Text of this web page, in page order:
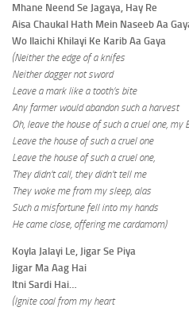
Mhane Neend Se Jagaya, Hay Re
Aisa Chaukal Hath Mein Naseeb Aa
Wo Ilaichi Khilayi Ke Karib Aa Gaya
(Neither the edge of a knifes
Neither dagger not sword
Leave a mark like a tooth’s bite
Any farmer would abandon such a harvest
Oh, leave the house of such a cruel one, my
Leave the house of such a cruel one
Leave the house of such a cruel one,
They didn’t call, they didn’t tell me
They woke me from my sleep, alas
Such a misfortune fell into my hands
He came close, offering me cardamom)
Koyla Jalayi Le, Jigar Se Piya
Jigar Ma Aag Hai
Itni Sardi Hai…
(Ignite coal from my heart